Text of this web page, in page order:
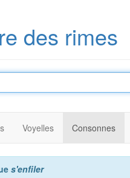
des rimes
Voyelles Consonnes
s'enfiler